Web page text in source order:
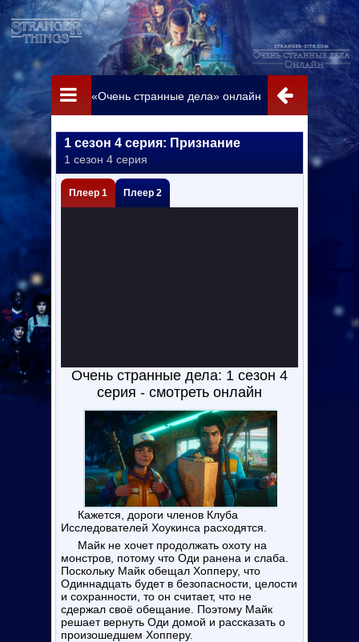
«Очень странные дела» онлайн » Истории из 85-
1 сезон 4 серия: Признание
1 сезон 4 серия
Плеер 1 Плеер 2
Очень странные дела: 1 сезон 4
серия - смотреть онлайн
Кажется, дороги членов Клуба
Исследователей Хоукинса расходятся.
Майк не хочет продолжать охоту на
монстров, потому что Оди ранена и слаба.
Поскольку Майк обещал Хопперу, что
Одиннадцать будет в безопасности, целости
и сохранности, то он считает, что не
сдержал своё обещание. Поэтому Майк
решает вернуть Оди домой и рассказать о
произошедшем Хопперу.